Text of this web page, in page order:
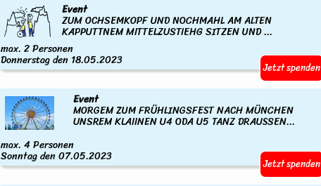
Event
ZUM OCHSEMKOPF UND NOCHMAHL AM ALTEN
KAPPUTTNEM MITTELZUSTIEHG SITZEN UND ...
max. 2 Personen
Donnerstag den 18.05.2023 Jetzt spenden
Event
MORGEM ZUM FRÜHLINGSFEST NACH MÜNCHEN
UNSREM KLAIINEN U4 ODA U5 TANZ DRAUSSEN...
max. 4 Personen
Sonntag den 07.05.2023 Jetzt spenden